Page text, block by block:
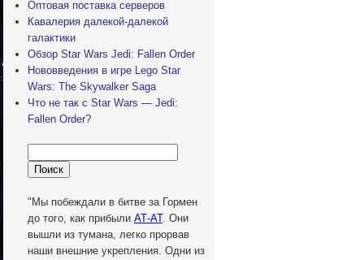
Оптовая поставка серверов
Кавалерия далекой-далекой
галактики
Обзор Star Wars Jedi: Fallen Order
Нововведения в игре Lego Star
Wars: The Skywalker Saga
Что не так с Star Wars — Jedi:
Fallen Order?
"Мы побеждали в битве за Гормен
до того, как прибыли АТ-АТ. Они
вышли из тумана, легко прорвав
наши внешние укрепления. Одни из